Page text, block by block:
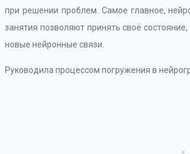
при решении проблем. Самое главное,
занятия позволяют принять своё
новые нейронные связи.
Руководила процессом погружения в